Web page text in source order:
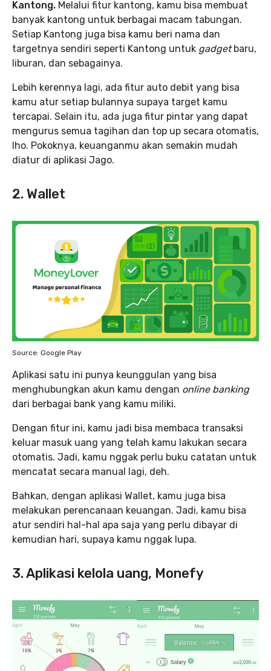
Kantong. Melalui fitur kantong, kamu bisa membuat
banyak kantong untuk berbagai macam tabungan.
Setiap Kantong juga bisa kamu beri nama dan
targetnya sendiri seperti Kantong untuk gadgetbaru,
liburan, dan sebagainya.
Lebih kerennya lagi, ada fitur auto debit yang bisa
kamu atur setiap bulannya supaya target kamu
tercapai. Selain itu, ada juga fitur pintar yang dapat
mengurus semua tagihan dan top up secara otomatis,
lho. Pokoknya, keuanganmu akan semakin mudah
diatur di aplikasi Jago.
2. Wallet
Source: Google Play
Aplikasi satu ini punya keunggulan yang bisa
menghubungkan akun kamu dengan online banking
dari berbagai bank yang kamu miliki.
Dengan fitur ini, kamu jadi bisa membaca transaksi
keluar masuk uang yang telah kamu lakukan secara
otomatis. Jadi, kamu nggak perlu buku catatan untuk
mencatat secara manual lagi, deh.
Bahkan, dengan aplikasi Wallet, kamu juga bisa
melakukan perencanaan keuangan. Jadi, kamu bisa
atur sendiri hal-hal apa saja yang perlu dibayar di
kemudian hari, supaya kamu nggak lupa.
3. Aplikasi kelola uang, Monefy